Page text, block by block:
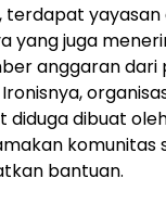
terdapat yayasan
yang juga
anggaran dari
diduga dibuat
komunitas
bantuan.